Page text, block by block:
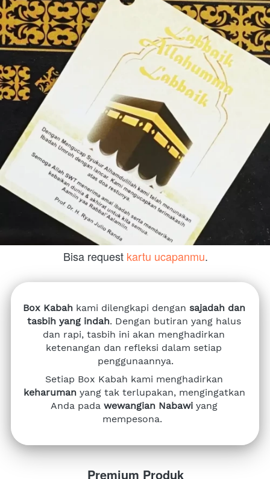
Bisa request kartu ucapanmu.
Box Kabah kami dilengkapi dengan sajadah dan
tasbih yang indah. Dengan butiran yang halus
dan rapi, tasbih ini akan menghadirkan
ketenangan dan refleksi dalam setiap
penggunaannya.
keharuman yang tak terlupakan, mengingatkan
Anda pada wewangian Nabawi yang
mempesona.
Premium Produk